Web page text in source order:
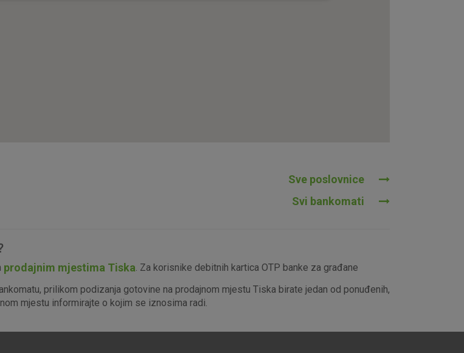
Sve poslovnice
Svi bankomati
prodajnim mjestima Tiska. Za korisnike debitnih kartica OTP banke za građane
prilikom podizanja gotovine na prodajnom mjestu Tiska birate jedan od ponuđenih,
mjestu informirajte o kojim se iznosima radi.